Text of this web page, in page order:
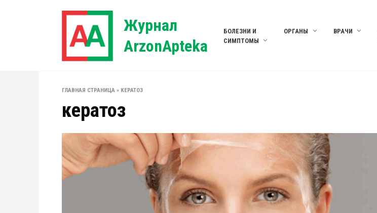
Журнал
ArzonApteka
БОЛЕЗНИ И
СИМПТОМЫ
ОРГАНЫ ВРАЧИ
ГЛАВНАЯ СТРАНИЦА » КЕРАТОЗ
кератоз